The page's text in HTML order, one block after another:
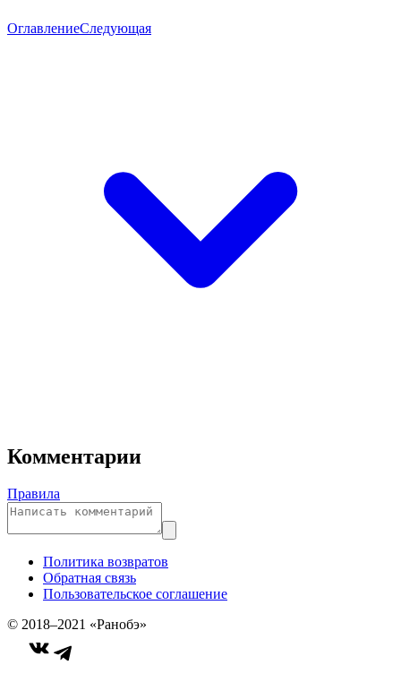
ОглавлениеСледующая
Комментарии
Правила
Политика возвратов
Обратная связь
Пользовательское соглашение
© 2018–2021 «Ранобэ»